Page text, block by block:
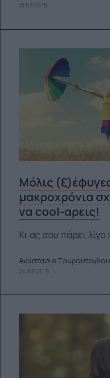
31.03.2015
Μόλις
μακροχρόνια
να cool-αρεις!
Κι ας σου πάρει
Αναστασία Τουρούτογλου
24.03.2015